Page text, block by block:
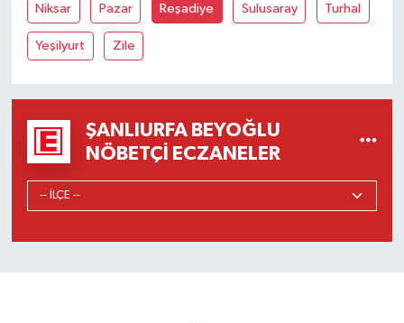
Niksar Pazar Reşadiye Sulusaray Turhal
Yeşilyurt Zile
ŞANLIURFA BEYOĞLU
NÖBETÇI ECZANELER